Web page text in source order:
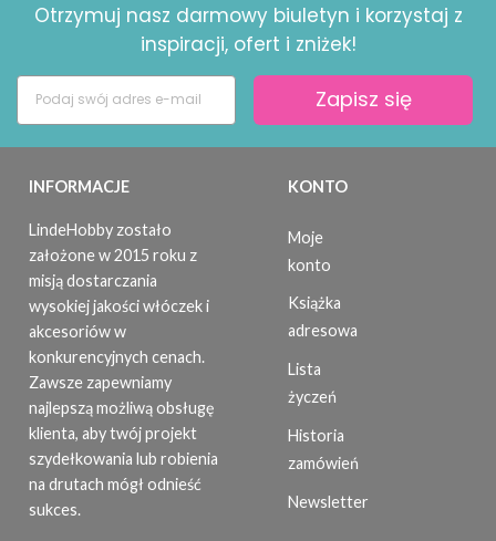
Otrzymuj nasz darmowy biuletyn i korzystaj z
inspiracji, ofert i zniżek!
Zapisz się
INFORMACJE
LindeHobby zostało
założone w 2015 roku z
misją dostarczania
wysokiej jakości włóczek i
akcesoriów w
konkurencyjnych cenach.
Zawsze zapewniamy
najlepszą możliwą obsługę
klienta, aby twój projekt
szydełkowania lub robienia
na drutach mógł odnieść
sukces.
KONTO
Moje
konto
Książka
adresowa
Lista
życzeń
Historia
zamówień
Newsletter